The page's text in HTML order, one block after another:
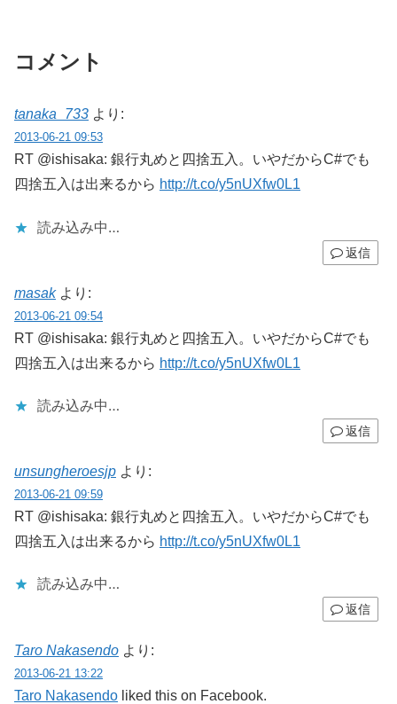
コメント
tanaka_733 より:
2013-06-21 09:53
RT @ishisaka: 銀行丸めと四捨五入。いやだからC#でも
四捨五入は出来るから http://t.co/y5nUXfw0L1
読み込み中…
返信
masak より:
2013-06-21 09:54
RT @ishisaka: 銀行丸めと四捨五入。いやだからC#でも
四捨五入は出来るから http://t.co/y5nUXfw0L1
読み込み中…
返信
unsungheroesjp より:
2013-06-21 09:59
RT @ishisaka: 銀行丸めと四捨五入。いやだからC#でも
四捨五入は出来るから http://t.co/y5nUXfw0L1
読み込み中…
返信
Taro Nakasendo より:
2013-06-21 13:22
Taro Nakasendo liked this on Facebook.